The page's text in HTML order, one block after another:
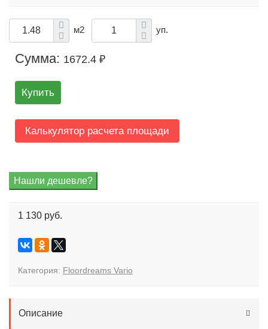
м2 уп.
Сумма: 1672.4 ₽
Купить
Калькулятор расчета площади
1 130 руб.
Категория: Floordreams Vario
Описание